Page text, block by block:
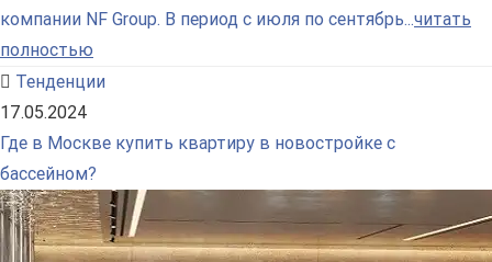
компании NF Group. В период с июля по сентябрь...читать
полностью
Тенденции
17.05.2024
Где в Москве купить квартиру в новостройке с
бассейном?